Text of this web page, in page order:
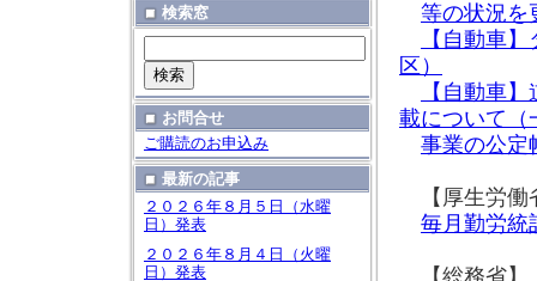
検索窓
お問合せ
ご購読のお申込み
最新の記事
２０２６年８月５日（水曜
日）発表
２０２６年８月４日（火曜
日）発表
等の状況を
【自動車
区）
【自動車
載について（
事業の公定
【厚生労働
毎月勤労統
【総務省】